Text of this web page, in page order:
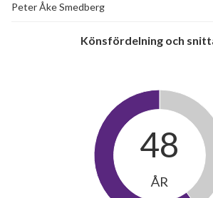
Peter Åke Smedberg
Könsfördelning och
48
ÅR